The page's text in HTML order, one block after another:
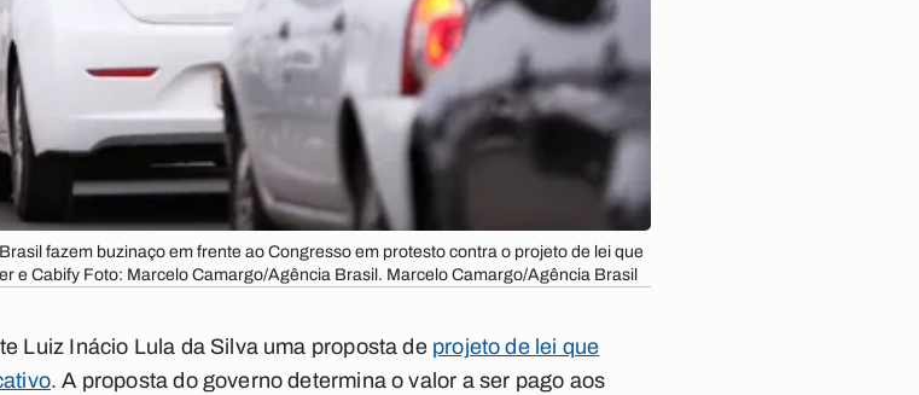
fazem buzinaço em frente ao Congresso em protesto contra o projeto de lei que
e Cabify Foto: Marcelo Camargo/Agência Brasil. Marcelo Camargo/Agência Brasil
Luiz Inácio Lula da Silva uma proposta de projeto de lei que
. A proposta do governo determina o valor a ser pago aos